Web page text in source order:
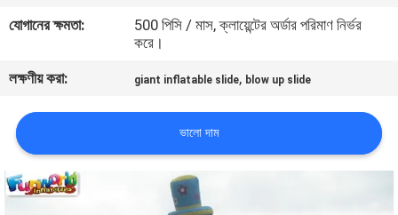
ম্যাপ
PRIVACY
POLICY
যোগানের ক্ষমতা:
500 পিসি / মাস, ক্লায়েন্টের অর্ডার পরিমাণ নির্ভর
করে।
লক্ষণীয় করা:
giant inflatable slide, blow up slide
ভালো দাম